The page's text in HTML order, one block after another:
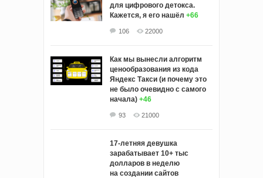
для цифрового детокса.
Кажется, я его нашёл +66
106 22000
Как мы вынесли алгоритм
ценообразования из кода
Яндекс Такси (и почему это
не было очевидно с самого
начала) +46
93 21000
17-летняя девушка
зарабатывает 10+ тыс
долларов в неделю
на создании сайтов